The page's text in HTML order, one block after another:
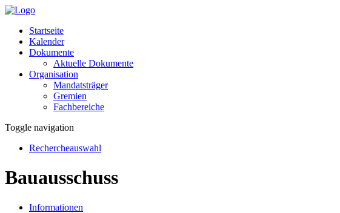
Startseite
Kalender
Dokumente
Aktuelle Dokumente
Organisation
Mandatsträger
Gremien
Fachbereiche
Toggle navigation
Rechercheauswahl
Bauausschuss
Informationen